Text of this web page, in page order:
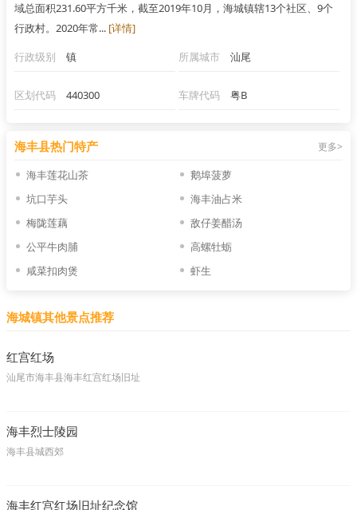
域总面积231.60平方千米，截至2019年10月，海城镇辖13个社区、9个
行政村。2020年常... [详情]
行政级别
镇 所属城市 汕尾
区划代码 440300 车牌代码 粤B
海丰县热门特产 更多>
海丰莲花山茶
鹅埠菠萝
坑口芋头
海丰油占米
梅陇莲藕
敌仔姜醋汤
公平牛肉脯
高螺牡蛎
咸菜扣肉煲
虾生
海城镇其他景点推荐
红宫红场
汕尾市海丰县海丰红宫红场旧址
海丰烈士陵园
海丰县城西郊
海丰红宫红场旧址纪念馆